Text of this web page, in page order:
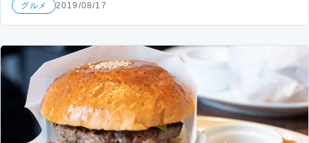
グルメ 2019/08/17